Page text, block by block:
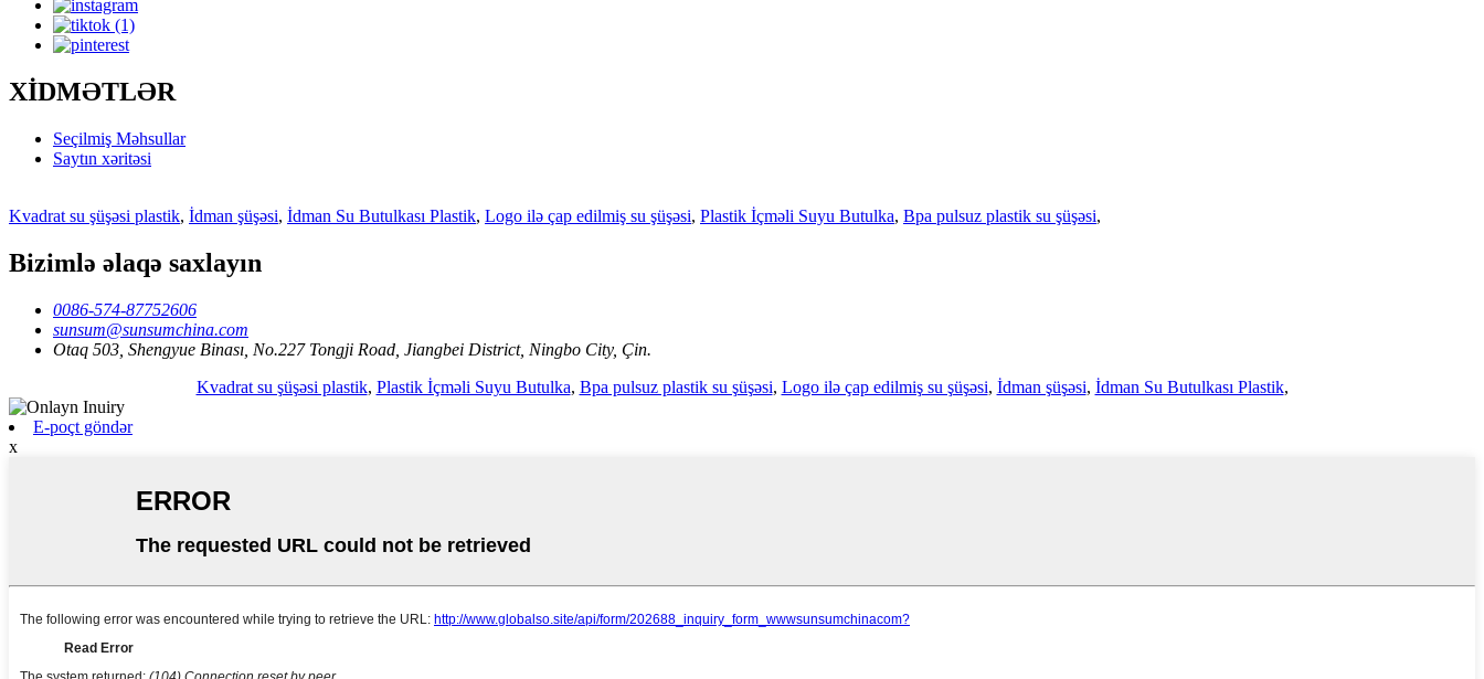
XİDMƏTLƏR
Seçilmiş Məhsullar
Saytın xəritəsi
Kvadrat su şüşəsi plastik, İdman şüşəsi, İdman Su Butulkası Plastik, Logo ilə çap edilmiş su şüşəsi, Plastik İçməli Suyu Butulka, Bpa pulsuz plastik su şüşəsi,
Bizimlə əlaqə saxlayın
0086-574-87752606
sunsum@sunsumchina.com
Otaq 503, Shengyue Binası, No.227 Tongji Road, Jiangbei District, Ningbo City, Çin.
Kvadrat su şüşəsi plastik, Plastik İçməli Suyu Butulka, Bpa pulsuz plastik su şüşəsi, Logo ilə çap edilmiş su şüşəsi, İdman şüşəsi, İdman Su Butulkası Plastik,
E-poçt göndər
x